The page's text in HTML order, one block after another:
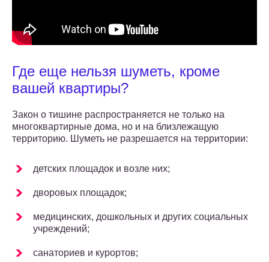
Где еще нельзя шуметь, кроме
вашей квартиры?
Закон о тишине распространяется не только на
многоквартирные дома, но и на близлежащую
территорию. Шуметь не разрешается на территории:
детских площадок и возле них;
дворовых площадок;
медицинских, дошкольных и других социальных
учреждений;
санаториев и курортов;